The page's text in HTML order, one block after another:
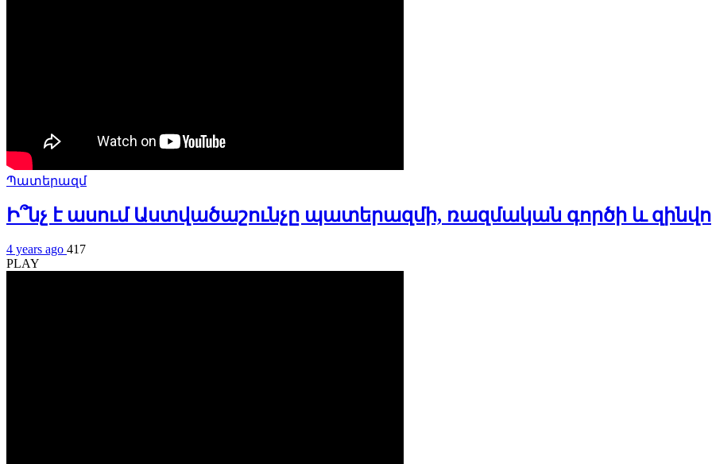
Պատերազմ
Ի՞նչ է ասում Աստվածաշունչը պատերազմի, ռազմական գործի և
4 years ago 417
PLAY